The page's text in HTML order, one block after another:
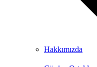
Hakkımızda